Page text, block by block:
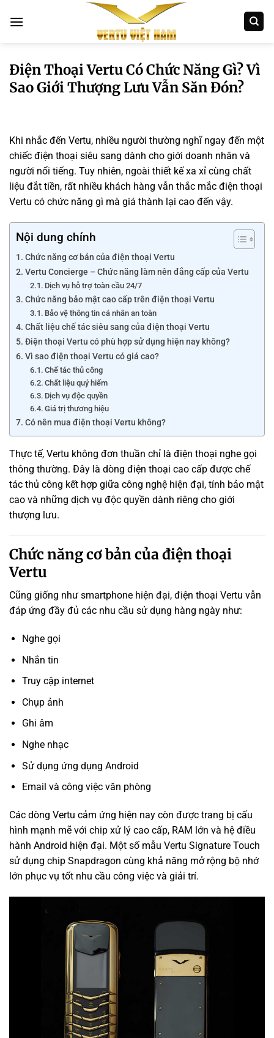
qua
Điện Thoại Vertu Có Chức Năng Gì? Vì
Sao Giới Thượng Lưu Vẫn Săn Đón?
Khi nhắc đến Vertu, nhiều người thường nghĩ ngay đến một
chiếc điện thoại siêu sang dành cho giới doanh nhân và
người nổi tiếng. Tuy nhiên, ngoài thiết kế xa xỉ cùng chất
liệu đắt tiền, rất nhiều khách hàng vẫn thắc mắc điện thoại
Vertu có chức năng gì mà giá thành lại cao đến vậy.
Nội dung chính
Chức năng cơ bản của điện thoại Vertu
Vertu Concierge – Chức năng làm nên đẳng cấp của Vertu
Dịch vụ hỗ trợ toàn cầu 24/7
Chức năng bảo mật cao cấp trên điện thoại Vertu
Bảo vệ thông tin cá nhân an toàn
Chất liệu chế tác siêu sang của điện thoại Vertu
Điện thoại Vertu có phù hợp sử dụng hiện nay không?
Vì sao điện thoại Vertu có giá cao?
Chế tác thủ công
Chất liệu quý hiếm
Dịch vụ độc quyền
Giá trị thương hiệu
Có nên mua điện thoại Vertu không?
Thực tế, Vertu không đơn thuần chỉ là điện thoại nghe gọi
thông thường. Đây là dòng điện thoại cao cấp được chế
tác thủ công kết hợp giữa công nghệ hiện đại, tính bảo mật
cao và những dịch vụ độc quyền dành riêng cho giới
thượng lưu.
Chức năng cơ bản của điện thoại
Vertu
Cũng giống như smartphone hiện đại, điện thoại Vertu vẫn
đáp ứng đầy đủ các nhu cầu sử dụng hàng ngày như:
Nghe gọi
Nhắn tin
Truy cập internet
Chụp ảnh
Ghi âm
Nghe nhạc
Sử dụng ứng dụng Android
Email và công việc văn phòng
Các dòng Vertu cảm ứng hiện nay còn được trang bị cấu
hình mạnh mẽ với chip xử lý cao cấp, RAM lớn và hệ điều
hành Android hiện đại. Một số mẫu Vertu Signature Touch
sử dụng chip Snapdragon cùng khả năng mở rộng bộ nhớ
lớn phục vụ tốt nhu cầu công việc và giải trí.